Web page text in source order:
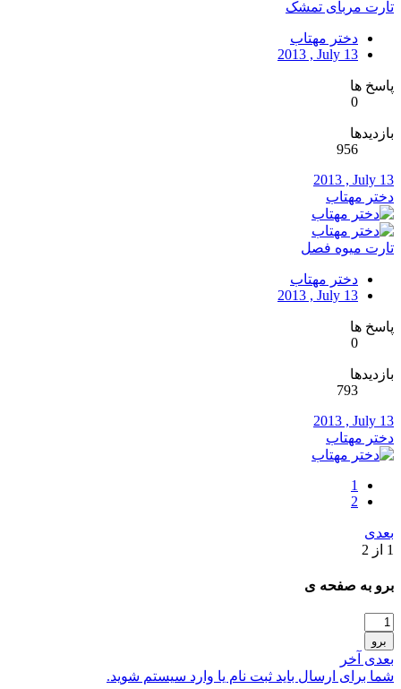
تارت مربای تمشک
دختر مهتاب
2013 , July 13
پاسخ ها
0
بازدیدها
956
2013 , July 13
دختر مهتاب
تارت میوه فصل
دختر مهتاب
2013 , July 13
پاسخ ها
0
بازدیدها
793
2013 , July 13
دختر مهتاب
1
2
بعدی
1 از 2
برو به صفحه ی
برو
بعدی آخر
شما برای ارسال باید ثبت نام یا وارد سیستم شوید.